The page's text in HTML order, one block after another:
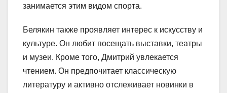
занимается этим видом спорта.
Белякин также проявляет интерес к искусству и
культуре. Он любит посещать выставки, театры
и музеи. Кроме того, Дмитрий увлекается
чтением. Он предпочитает классическую
литературу и активно отслеживает новинки в